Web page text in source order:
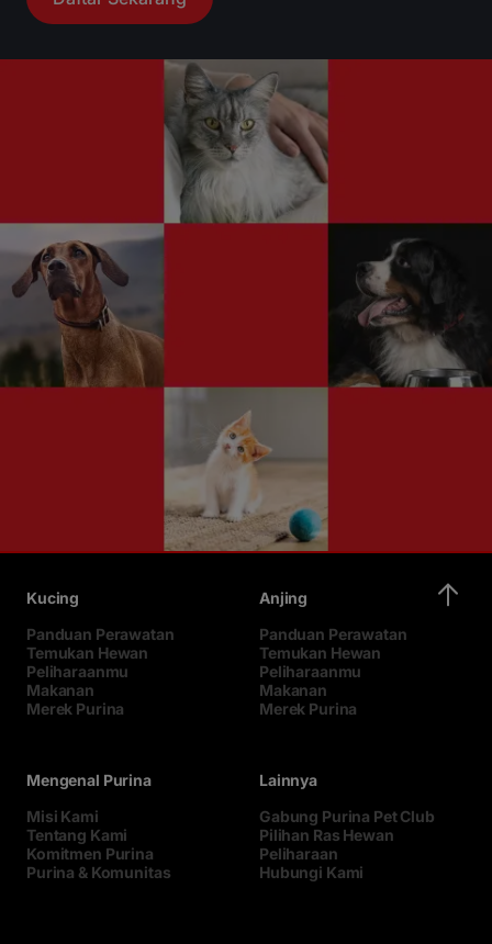
Kucing
Panduan Perawatan
Temukan Hewan
Peliharaanmu
Makanan
Merek Purina
Anjing
Panduan Perawatan
Temukan Hewan
Peliharaanmu
Makanan
Merek Purina
Mengenal Purina
Misi Kami
Tentang Kami
Komitmen Purina
Purina & Komunitas
Lainnya
Gabung Purina Pet Club
Pilihan Ras Hewan
Peliharaan
Hubungi Kami